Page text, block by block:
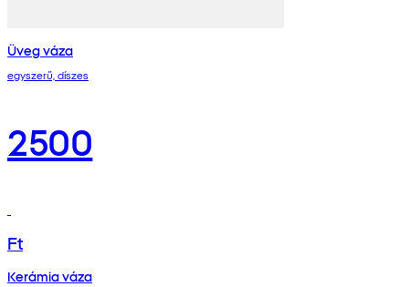
Üveg váza
egyszerű, díszes
2500
Ft
Kerámia váza